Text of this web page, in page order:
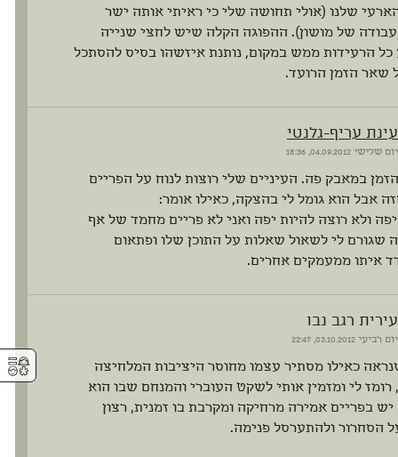
שלנו (אולי תחושה שלי כי ראיתי אותה ישר
של מושון). ההפוגה הקלה שיש לחצי שנייה
הרעידות ממש במקום, נותנת איזשהו בסיס להסתכל
שאר הזמן הרועד.
עינת עריף-גלנטי
יום שלישי
במאבק פה. העיניים שלי רוצות לנוח על הפריים
אבל הוא גומל לי בהצקה, כאילו אומר:
ולא רוצה להיות יפה ואני לא פריים מחמד של אף
שגורם לי לשאול שאלות על התוכן שלו ופתאום
איתו ממעמקים אחרים.
עירית רגב נבו
יום רביעי
כאילו מסתיר עצמו מחוסר היציבות המלחיצה
לי ומזמין אותי לשקט העוברי והמנחם שבו הוא
בפריים אמירה מרחיקה ומקרבת בו זמנית, רצון
הסחרור ולהתערסל פנימה.
⚥︎